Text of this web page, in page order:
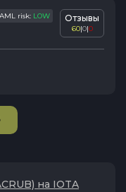
AML risk: LOW Отзывы
60|0|0
на IOTA